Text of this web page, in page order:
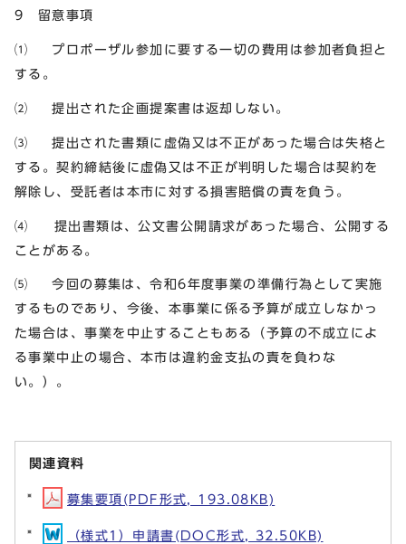
9 留意事項
⑴ プロポーザル参加に要する一切の費用は参加者負担と
する。
⑵ 提出された企画提案書は返却しない。
⑶ 提出された書類に虚偽又は不正があった場合は失格と
する。契約締結後に虚偽又は不正が判明した場合は契約を
解除し、受託者は本市に対する損害賠償の責を負う。
⑷ 提出書類は、公文書公開請求があった場合、公開する
ことがある。
⑸ 今回の募集は、令和6年度事業の準備行為として実施
するものであり、今後、本事業に係る予算が成立しなかっ
た場合は、事業を中止することもある（予算の不成立によ
る事業中止の場合、本市は違約金支払の責を負わな
い。）。
関連資料
募集要項(PDF形式, 193.08KB)
（様式1）申請書(DOC形式, 32.50KB)